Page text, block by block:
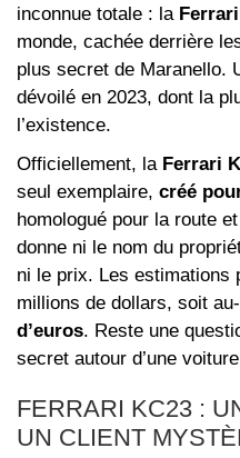
inconnue totale : la
monde, cachée derrière
plus secret de Maranello.
dévoilé en 2023, dont la
l’existence.
Officiellement, la Ferrari
seul exemplaire, créé
homologué pour la route
donne ni le nom du
ni le prix. Les estimations
millions de dollars, soit
d’euros. Reste une
secret autour d’une
FERRARI KC23 :
UN CLIENT